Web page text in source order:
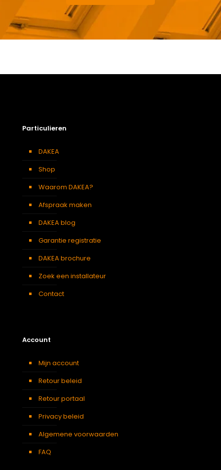
Particulieren
DAKEA
Shop
Waarom DAKEA?
Afspraak maken
DAKEA blog
Garantie registratie
DAKEA brochure
Zoek een installateur
Contact
Account
Mijn account
Retour beleid
Retour portaal
Privacy beleid
Algemene voorwaarden
FAQ